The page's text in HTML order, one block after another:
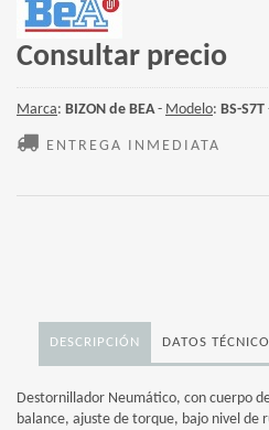
Consultar precio
Marca: BIZON de BEA- Modelo: BS-S7T
ENTREGA INMEDIATA
DESCRIPCIÓN DATOS
Destornillador Neumático, con cuerpo
balance, ajuste de torque, bajo nivel de